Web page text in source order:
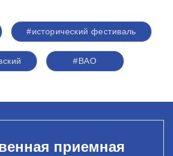
#исторический фестиваль
#ВАО
приемная